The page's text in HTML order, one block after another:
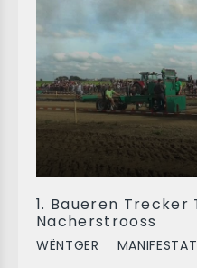
1. Baueren
Nacherstrooss
WËNTGER